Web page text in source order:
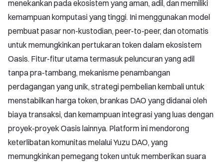
menekankan pada ekosistem yang aman, adil, dan memiliki
kemampuan komputasi yang tinggi. Ini menggunakan model
pembuat pasar non-kustodian, peer-to-peer, dan otomatis
untuk memungkinkan pertukaran token dalam ekosistem
Oasis. Fitur-fitur utama termasuk peluncuran yang adil
tanpa pra-tambang, mekanisme penambangan
perdagangan yang unik, strategi pembelian kembali untuk
menstabilkan harga token, brankas DAO yang didanai oleh
biaya transaksi, dan kemampuan integrasi yang luas dengan
proyek-proyek Oasis lainnya. Platform ini mendorong
keterlibatan komunitas melalui Yuzu DAO, yang
memungkinkan pemegang token untuk memberikan suara